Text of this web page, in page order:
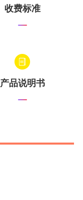
收费标准
产品说明书